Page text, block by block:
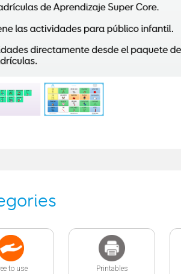
to use Printables